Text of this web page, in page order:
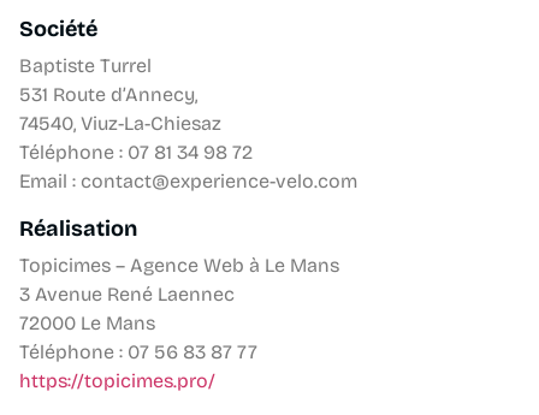
Société
Baptiste Turrel
531 Route d’Annecy,
74540, Viuz-La-Chiesaz
Téléphone : 07 81 34 98 72
Email : contact@experience-velo.com
Réalisation
Topicimes – Agence Web à Le Mans
3 Avenue René Laennec
72000 Le Mans
Téléphone : 07 56 83 87 77
https://topicimes.pro/